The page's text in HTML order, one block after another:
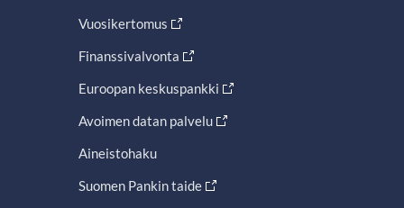
Vuosikertomus
Finanssivalvonta
Euroopan keskuspankki
Avoimen datan palvelu
Aineistohaku
Suomen Pankin taide